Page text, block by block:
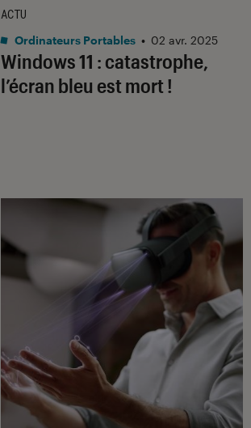
Windows 11 : catastrophe,
l’écran bleu est mort !
ACTU
Ordinateurs Portables • 02 avr. 2025